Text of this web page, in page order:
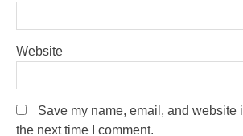
Website
Save my name, email, and website
the next time I comment.